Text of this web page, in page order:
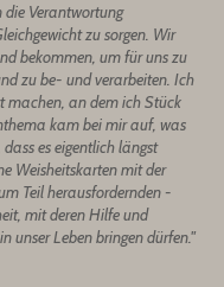
Verantwortung
zu sorgen. Wir
bekommen, um für uns zu
zu be- und verarbeiten. Ich
machen, an dem ich Stück
kam bei mir auf, was
es eigentlich längst
Weisheitskarten mit der
Teil herausfordernden -
mit deren Hilfe und
unser Leben bringen dürfen."